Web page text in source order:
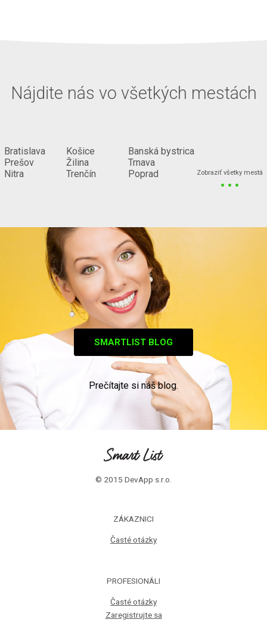
Nájdite nás vo všetkých mestách
Bratislava
Prešov
Nitra
Košice
Žilina
Trenčín
Banská bystrica
Trnava
Poprad
Zobraziť všetky mestá
...
SMARTLIST BLOG
Prečítajte si náš blog.
© 2015 DevApp s.r.o.
ZÁKAZNICI
Časté otázky
PROFESIONÁLI
Časté otázky
Zaregistrujte sa